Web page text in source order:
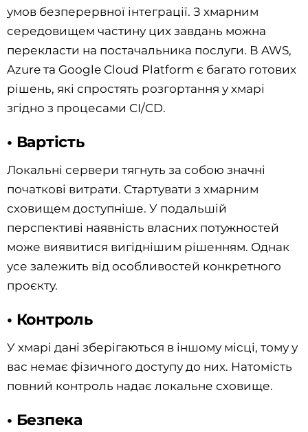
умов безперервної інтеграції. З хмарним
середовищем частину цих завдань можна
перекласти на постачальника послуги. В AWS,
Azure та Google Cloud Platform є багато готових
рішень, які спростять розгортання у хмарі
згідно з процесами CI/CD.
• Вартість
Локальні сервери тягнуть за собою значні
початкові витрати. Стартувати з хмарним
сховищем доступніше. У подальшій
перспективі наявність власних потужностей
може виявитися вигіднішим рішенням. Однак
усе залежить від особливостей конкретного
проєкту.
• Контроль
У хмарі дані зберігаються в іншому місці, тому у
вас немає фізичного доступу до них. Натомість
повний контроль надає локальне сховище.
• Безпека